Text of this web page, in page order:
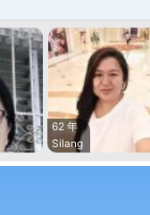
62 年
Silang